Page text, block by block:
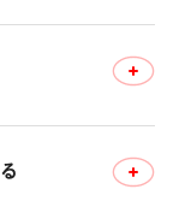
りません